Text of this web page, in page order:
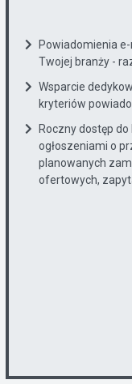
Powiadomienia
Twojej branży -
Wsparcie
kryteriów
Roczny dostęp
ogłoszeniami o
planowanych
ofertowych,